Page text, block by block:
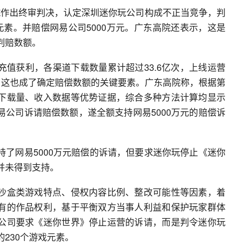
出终审判决，认定深圳迷你玩公司构成不正当竞争，判
。并赔偿网易公司5000万元。广东高院还表示，这是
数额。
值获利，各渠道下载数量累计超过33.6亿次，上线运营
也成了确定赔偿数额的关键要素。广东高院称，根据第
载量、收入数据等优势证据，综合多种方法计算均显示
公司诉请赔偿数额，遂全额支持网易5000万元的赔偿诉
了网易5000万元赔偿的诉请，但要求迷你玩停止《迷你
得到支持。
盒类游戏特点、侵权内容比例、整改可能性等因素，着
的作品权利，基于平衡双方当事人利益和保护玩家群体
司要求《迷你世界》停止运营的诉请，而是判令迷你玩
个游戏元素。